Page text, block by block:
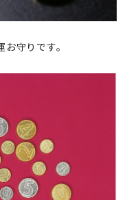
守りです。